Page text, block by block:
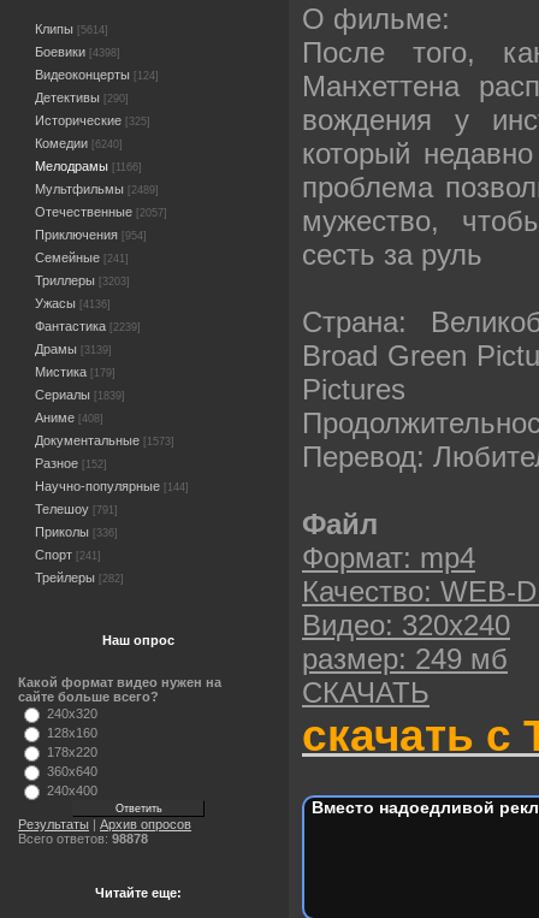
Клипы [5614]
Боевики [4398]
Видеоконцерты [124]
Детективы [290]
Исторические [325]
Комедии [6240]
Мелодрамы [1166]
Мультфильмы [2489]
Отечественные [2057]
Приключения [954]
Семейные [241]
Триллеры [3203]
Ужасы [4136]
Фантастика [2239]
Драмы [3139]
Мистика [179]
Сериалы [1839]
Аниме [408]
Документальные [1573]
Разное [152]
Научно-популярные [144]
Телешоу [791]
Приколы [336]
Спорт [241]
Трейлеры [282]
Наш опрос
Какой формат видео нужен на
сайте больше всего?
240x320
128x160
178x220
360x640
240x400
Результаты | Архив опросов
Всего ответов: 98878
Читайте еще:
О фильме:
После того,
Манхеттена
вождения у
который
проблема
мужество,
сесть за руль
Страна:
Broad Green
Pictures
Перевод:
Файл
Формат: mp4
Качество: WEB-
Видео: 320х240
размер: 249 мб
СКАЧАТЬ
скачать с
Вместо надоедливой